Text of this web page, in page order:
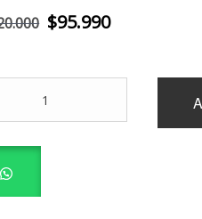
El
original
$95.990El
actual
$95.990.